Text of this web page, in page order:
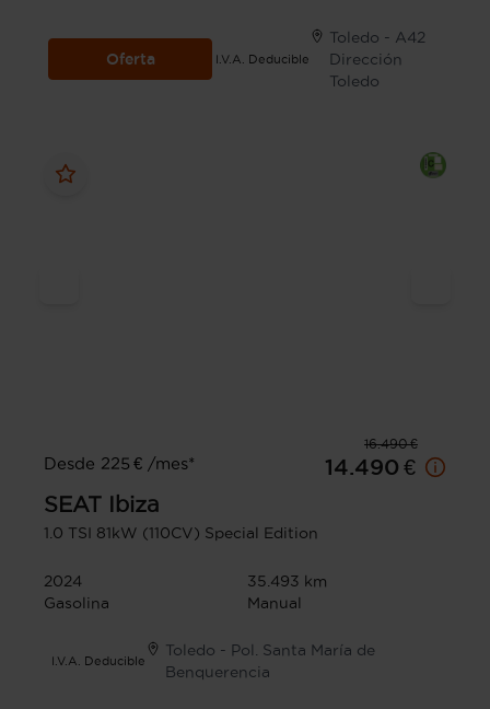
Oferta I.V.A. Deducible
Toledo - A42
Dirección
Toledo
16.490 €
Desde 225 € /mes*
14.490 €
SEAT
Ibiza
1.0 TSI 81kW (110CV) Special Edition
2024
35.493 km
Gasolina
Manual
I.V.A. Deducible
Toledo - Pol. Santa María de
Benquerencia